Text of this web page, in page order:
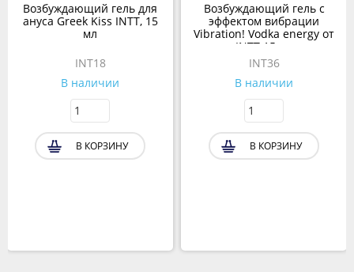
Возбуждающий гель для
ануса Greek Kiss INTT, 15
мл
INT18
В наличии
В КОРЗИНУ
Возбуждающий гель с
эффектом вибрации
Vibration! Vodka energy от
INTT 15 мл
INT36
В наличии
В КОРЗИНУ